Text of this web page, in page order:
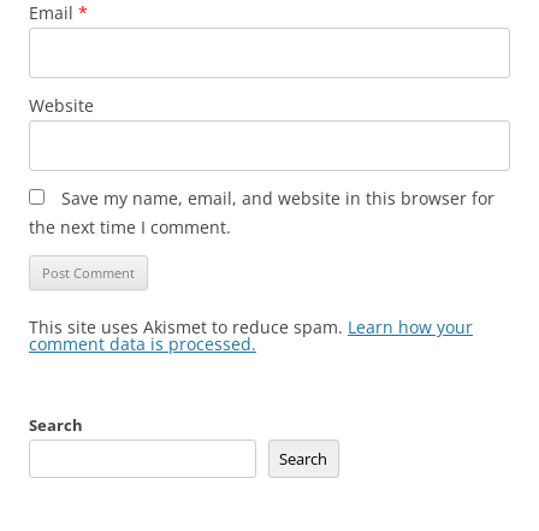
Email *
Website
Save my name, email, and website in this browser for
the next time I comment.
This site uses Akismet to reduce spam. Learn how your
comment data is processed.
Search
Search